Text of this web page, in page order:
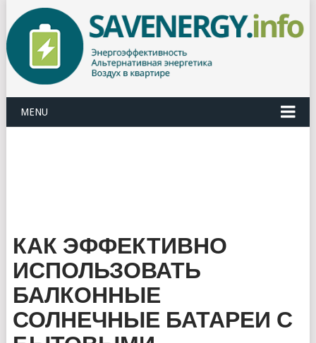
MENU
КАК ЭФФЕКТИВНО
ИСПОЛЬЗОВАТЬ
БАЛКОННЫЕ
СОЛНЕЧНЫЕ БАТАРЕИ С